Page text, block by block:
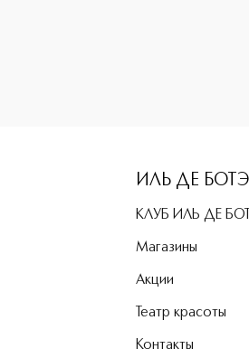
ИЛЬ ДЕ БОТЭ
КЛУБ ИЛЬ ДЕ
Магазины
Акции
Театр красоты
Контакты